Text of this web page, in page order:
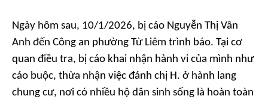
Ngày hôm sau, 10/1/2026, bị cáo Nguyễn Thị Vân
Anh đến Công an phường Từ Liêm trình báo. Tại cơ
quan điều tra, bị cáo khai nhận hành vi của mình như
cáo buộc, thừa nhận việc đánh chị H. ở hành lang
chung cư, nơi có nhiều hộ dân sinh sống là hoàn toàn